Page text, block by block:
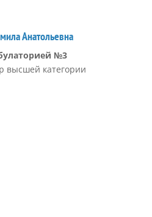
Анатольевна
№3
высшей категории